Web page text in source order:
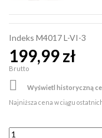
Indeks M4017 L-VI-3
199,99 zł
Brutto

Wyświetl historyczną
Najniższa cena w ciągu